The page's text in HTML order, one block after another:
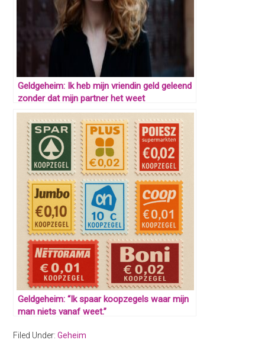
Geldgeheim: Ik heb mijn vriendin geld geleend
zonder dat mijn partner het weet
Geldgeheim: “Ik spaar koopzegels waar mijn
man niets vanaf weet.”
Filed Under:Geheim